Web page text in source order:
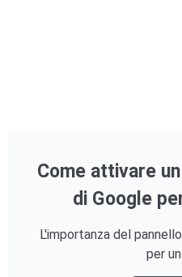
Come attivare
di Google
L'importanza del
per